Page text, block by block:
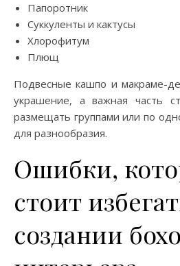
Папоротник
Суккуленты и кактусы
Хлорофитум
Плющ
Подвесные кашпо и макраме-
украшение, а важная часть
размещать группами или по
для разнообразия.
Ошибки,
стоит
создании